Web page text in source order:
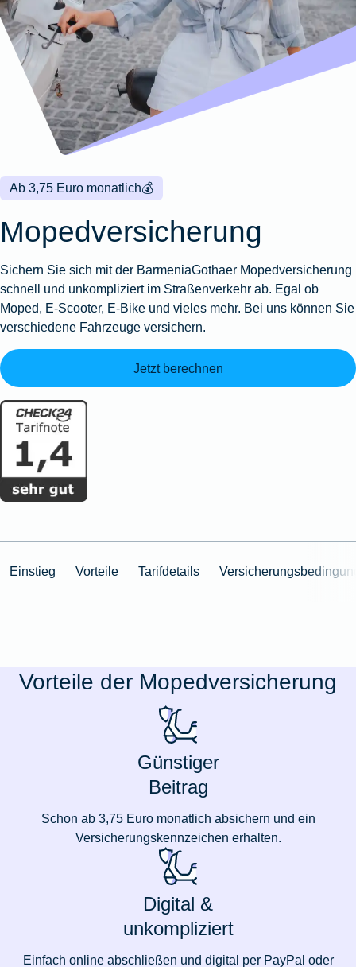
Wohnungsschutzbrief
Zur
Produktübersicht
Gewässerschadenhaftpflicht
Zur
Produktübersicht
Zur
Produktübersicht
Reisehaftpflichtversicherung
Reiserücktrittsversicherung
Zur
Produktübersicht
Zur
Produktübersicht
Zur
Produktübersicht
Zur
Produktübersicht
Montageversicherung
Zur
Produktübersicht
Gruppenunfall für
Betriebe
Gruppenunfall für
Vereine
Produktübersicht
Kunstversicherung
Ausstellungsversicherung
Valorenversicherung
Oldtimersammlungsversicherung
Zur
💰
Ab 3,75 Euro monatlich
Mopedversicherung
Sichern Sie sich mit der Barmenia­Gothaer Mopedversicherung
schnell und unkompliziert im Straßenverkehr ab. Egal ob
Moped, E-Scooter, E-Bike und vieles mehr. Bei uns können Sie
verschiedene Fahrzeuge versichern.
Jetzt berechnen
Einstieg Vorteile Tarifdetails
Vorteile der Mopedversicherung
Günstiger
Beitrag
Schon ab 3,75 Euro monatlich absichern und ein
Versicherungskennzeichen erhalten.
Digital &
unkompliziert
Einfach online abschließen und digital per PayPal oder